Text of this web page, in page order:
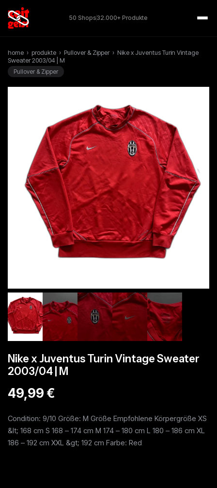
50 Shops32.000+ Produkte
home › produkte › Pullover & Zipper › Nike x Juventus Turin Vintage
Sweater 2003/04 | M
Pullover & Zipper
Nike x Juventus Turin Vintage Sweater
2003/04 | M
49,99 €
Condition: 9/10 Größe: M Größe Empfohlene Körpergröße XS
&lt; 168 cm S 168 – 174 cm M 174 – 180 cm L 180 – 186 cm XL
186 – 192 cm XXL &gt; 192 cm Farbe: Red